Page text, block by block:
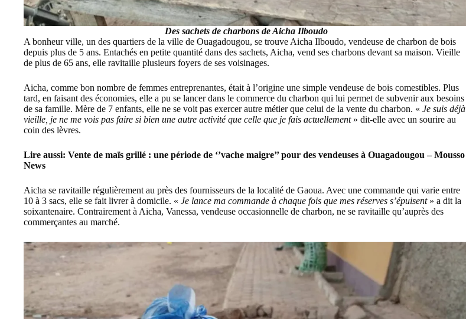
Des sachets de charbons de Aicha Ilboudo
A bonheur ville, un des quartiers de la ville de Ouagadougou, se trouve Aicha Ilboudo, vendeuse de charbon de bois
depuis plus de 5 ans. Entachés en petite quantité dans des sachets, Aicha, vend ses charbons devant sa maison. Vieille
de plus de 65 ans, elle ravitaille plusieurs foyers de ses voisinages.
Aicha, comme bon nombre de femmes entreprenantes, était à l’origine une simple vendeuse de bois comestibles. Plus
tard, en faisant des économies, elle a pu se lancer dans le commerce du charbon qui lui permet de subvenir aux besoins
de sa famille. Mère de 7 enfants, elle ne se voit pas exercer autre métier que celui de la vente du charbon. « Je suis déjà
vieille, je ne me vois pas faire si bien une autre activité que celle que je fais actuellement» dit-elle avec un sourire au
coin des lèvres.
Lire aussi: Vente de maïs grillé : une période de ‘’vache maigre’’ pour des vendeuses à Ouagadougou – Mousso
News
Aicha se ravitaille régulièrement au près des fournisseurs de la localité de Gaoua. Avec une commande qui varie entre
10 à 3 sacs, elle se fait livrer à domicile. « Je lance ma commande à chaque fois que mes réserves s’épuisent» a dit la
soixantenaire. Contrairement à Aicha, Vanessa, vendeuse occasionnelle de charbon, ne se ravitaille qu’auprès des
commerçantes au marché.